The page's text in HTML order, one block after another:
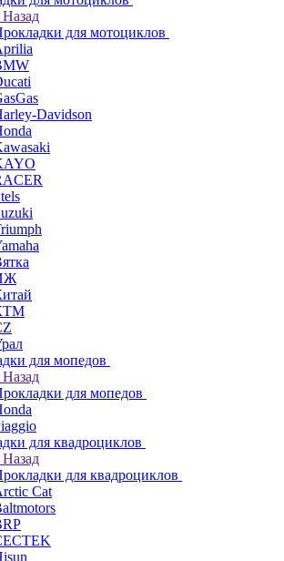
Назад
для мотоциклов
Davidson
для мопедов
Назад
для мопедов
для квадроциклов
Назад
для квадроциклов
Cat